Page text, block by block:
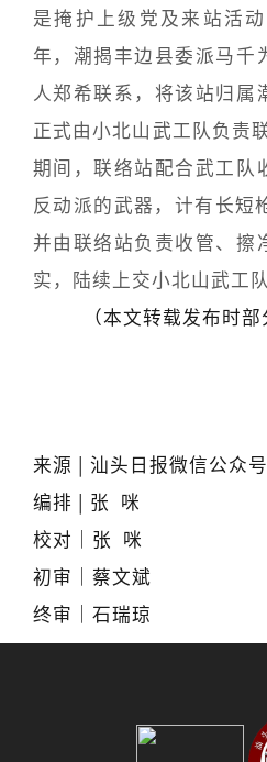
是掩护上级党及来站活
年，潮揭丰边县委派马千
人郑希联系，将该站归属
正式由小北山武工队负责
期间，联络站配合武工队
反动派的武器，计有长短
并由联络站负责收管、擦
实，陆续上交小北山武工队
（本文转载发布时
来源 | 汕头日报微信公众号
编排 | 张 咪
校对｜张 咪
初审｜蔡文斌
终审｜石瑞琼